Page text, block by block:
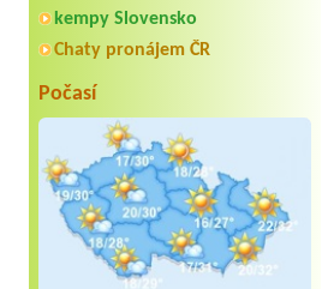
kempy Slovensko
Chaty pronájem ČR
Počasí